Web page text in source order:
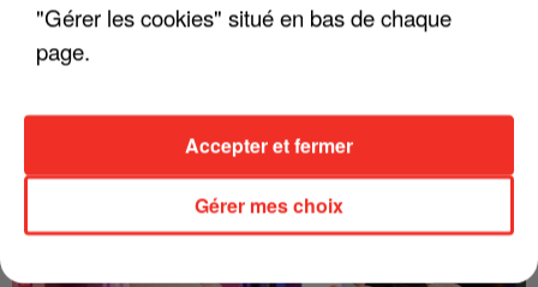
LES INTERVIEWS CHANTE FRANCE
"Gérer les cookies" situé en bas de chaque
page.
Gérer mes choix
Accepter et fermer